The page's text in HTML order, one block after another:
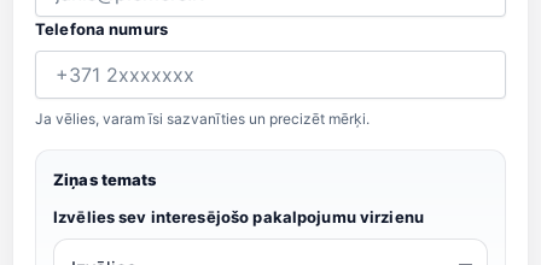
Telefona numurs
Ja vēlies, varam īsi sazvanīties un precizēt mērķi.
Ziņas temats
Izvēlies sev interesējošo pakalpojumu virzienu